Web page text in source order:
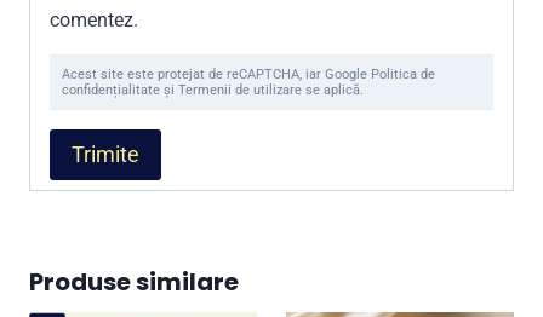
comentez.
Acest site este protejat de reCAPTCHA, iar Google Politica de
confidențialitate și Termenii de utilizare se aplică.
Produse similare